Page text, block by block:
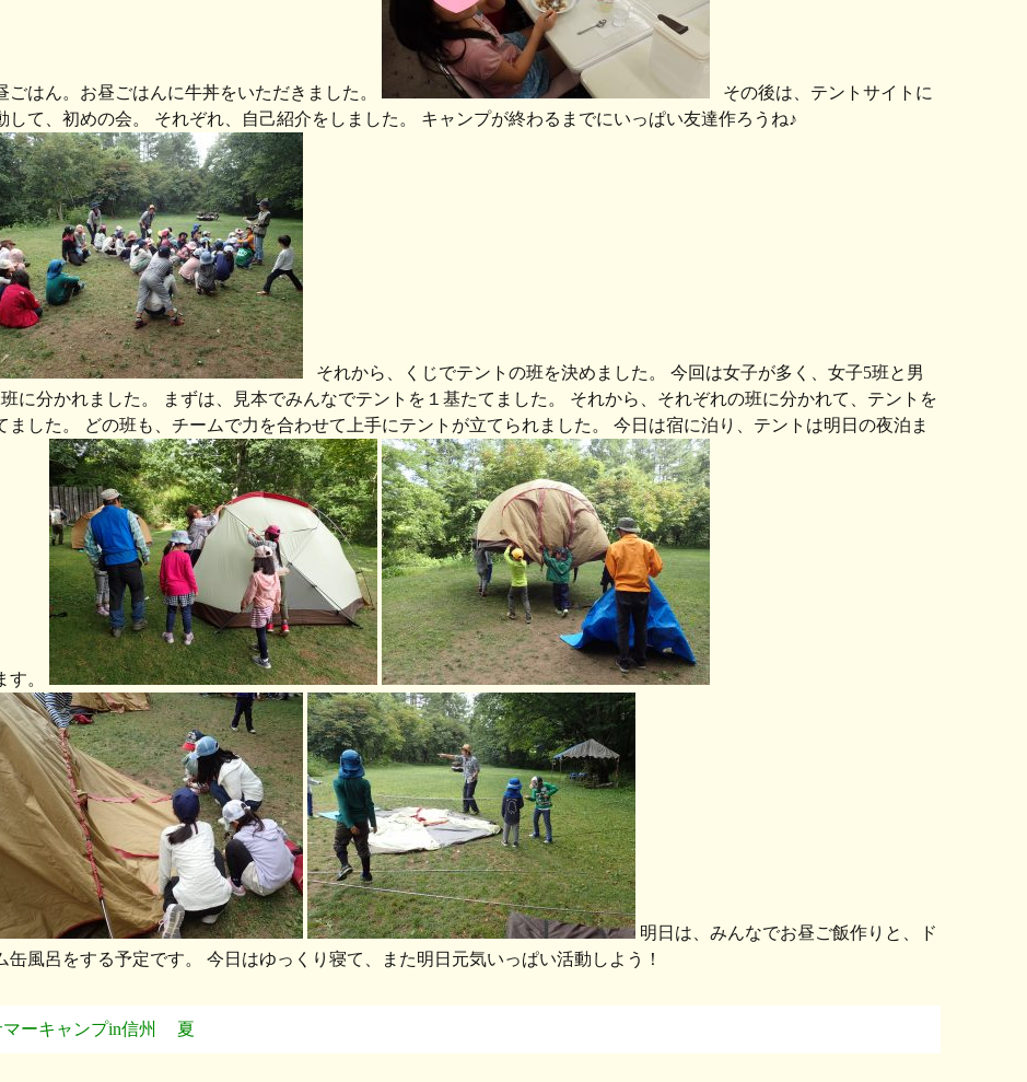
ごはん。お昼ごはんに牛丼をいただきました。
その後は、テントサイトに
して、初めの会。 それぞれ、自己紹介をしました。 キャンプが終わるまでにいっぱい友達作ろうね♪
それから、くじでテントの班を決めました。 今回は女子が多く、女子5班と男
に分かれました。 まずは、見本でみんなでテントを１基たてました。 それから、それぞれの班に分かれて、テントを
ました。 どの班も、チームで力を合わせて上手にテントが立てられました。 今日は宿に泊り、テントは明日の夜泊ま
す。
明日は、みんなでお昼ご飯作りと、ド
缶風呂をする予定です。 今日はゆっくり寝て、また明日元気いっぱい活動しよう！
ーキャンプin信州 夏